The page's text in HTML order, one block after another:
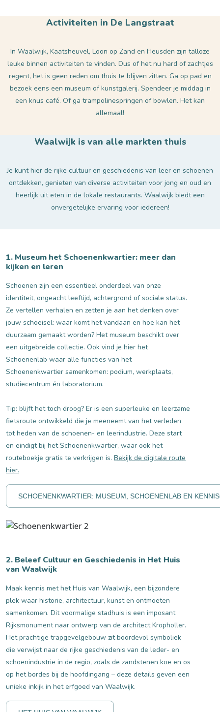
Activiteiten in De Langstraat
In Waalwijk, Kaatsheuvel, Loon op Zand en Heusden zijn talloze
leuke binnen activiteiten te vinden. Dus of het nu hard of zachtjes
regent, het is geen reden om thuis te blijven zitten. Ga op pad en
bezoek eens een museum of kunstgalerij. Spendeer je middag in
een knus café. Of ga trampolinespringen of bowlen. Het kan
allemaal!​
Waalwijk is van alle markten thuis
Je kunt hier de rijke cultuur en geschiedenis van leer en schoenen
ontdekken, genieten van diverse activiteiten voor jong en oud en
heerlijk uit eten in de lokale restaurants. Waalwijk biedt een
onvergetelijke ervaring voor iedereen!
1. Museum het Schoenenkwartier: meer dan
kijken en leren
Schoenen zijn een essentieel onderdeel van onze
identiteit, ongeacht leeftijd, achtergrond of sociale status.
Ze vertellen verhalen en zetten je aan het denken over
jouw schoeisel: waar komt het vandaan en hoe kan het
duurzaam gemaakt worden? Het museum beschikt over
een uitgebreide collectie. Ook vind je hier het
Schoenenlab waar alle functies van het
Schoenenkwartier samenkomen: podium, werkplaats,
studiecentrum én laboratorium.
Tip: blijft het toch droog? Er is een superleuke en leerzame
fietsroute ontwikkeld die je meeneemt van het verleden
tot heden van de schoenen- en leerindustrie. Deze start
en eindigt bij het Schoenenkwartier, waar ook het
routeboekje gratis te verkrijgen is. Bekijk de digitale route
hier.
SCHOENENKWARTIER: MUSEUM, SCHOENENLAB EN
2. Beleef Cultuur en Geschiedenis in Het Huis
van Waalwijk
Maak kennis met het Huis van Waalwijk, een bijzondere
plek waar historie, architectuur, kunst en ontmoeten
samenkomen. Dit voormalige stadhuis is een imposant
Rijksmonument naar ontwerp van de architect Kropholler.
Het prachtige trapgevelgebouw zit boordevol symboliek
die verwijst naar de rijke geschiedenis van de leder- en
schoenindustrie in de regio, zoals de zandstenen koe en os
op het bordes bij de hoofdingang – deze details geven een
unieke inkijk in het erfgoed van Waalwijk.